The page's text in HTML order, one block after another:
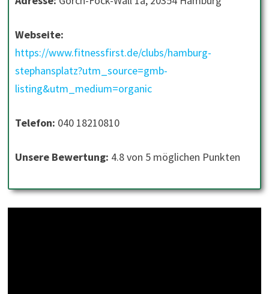
Webseite:
https://www.fitnessfirst.de/clubs/hamburg-
stephansplatz?utm_source=gmb-
listing&utm_medium=organic
Telefon: 040 18210810
Unsere Bewertung: 4.8 von 5 möglichen Punkten